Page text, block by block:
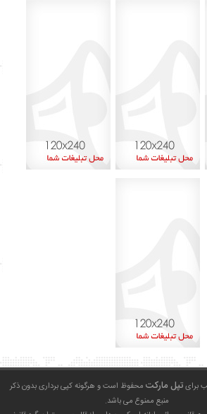
برایتپل مارکت محفوظ است و هرگونه کپی برداری بدون ذکر
منبع ممنوع می باشد.